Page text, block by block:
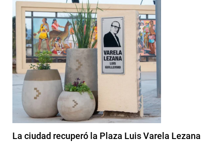
La ciudad recuperó la Plaza Luis Varela Lezana